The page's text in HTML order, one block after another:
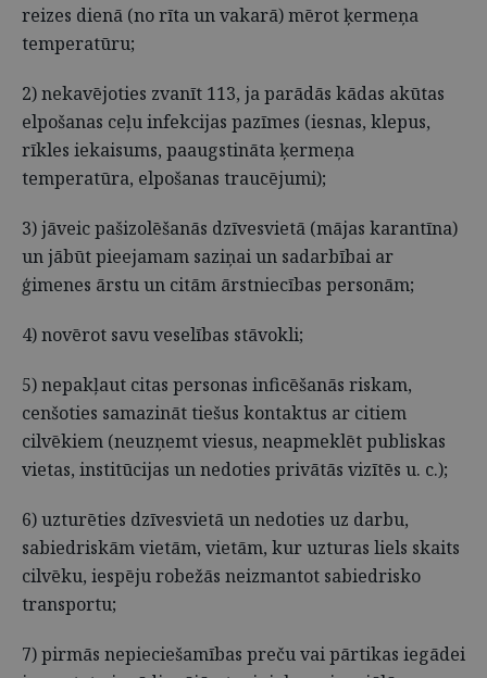
reizes dienā (no rīta un vakarā) mērot ķermeņa
temperatūru;
2) nekavējoties zvanīt 113, ja parādās kādas akūtas
elpošanas ceļu infekcijas pazīmes (iesnas, klepus,
rīkles iekaisums, paaugstināta ķermeņa
temperatūra, elpošanas traucējumi);
3) jāveic pašizolēšanās dzīvesvietā (mājas karantīna)
un jābūt pieejamam saziņai un sadarbībai ar
ģimenes ārstu un citām ārstniecības personām;
4) novērot savu veselības stāvokli;
5) nepakļaut citas personas inficēšanās riskam,
cenšoties samazināt tiešus kontaktus ar citiem
cilvēkiem (neuzņemt viesus, neapmeklēt publiskas
vietas, institūcijas un nedoties privātās vizītēs u. c.);
6) uzturēties dzīvesvietā un nedoties uz darbu,
sabiedriskām vietām, vietām, kur uzturas liels skaits
cilvēku, iespēju robežās neizmantot sabiedrisko
transportu;
7) pirmās nepieciešamības preču vai pārtikas iegādei